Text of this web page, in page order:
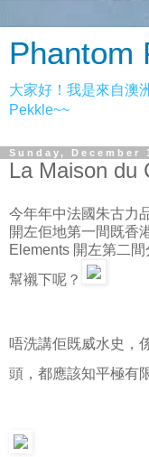
Phantom
大家好！我是來自澳
Pekkle~~
Sunday, December
La Maison du
今年年中法國朱古力
開左佢地第一間既香
Elements 開左第二
幫襯下呢？
唔洗講佢既威水史，
頭，都應該知平極有